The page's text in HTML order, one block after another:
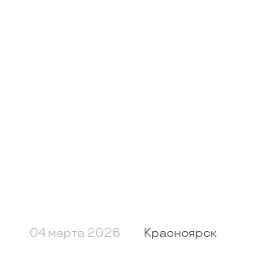
04 марта 2026 Красноярск